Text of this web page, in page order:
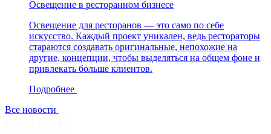
Освещение в ресторанном бизнесе
Освещение для ресторанов — это само по себе
искусство. Каждый проект уникален, ведь рестораторы
стараются создавать оригинальные, непохожие на
другие, концепции, чтобы выделяться на общем фоне и
привлекать больше клиентов.
Подробнее
Все новости